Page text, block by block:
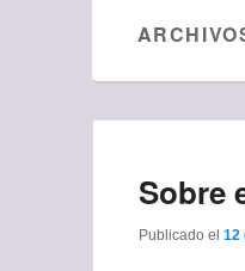
Sobre
Publicado el 12